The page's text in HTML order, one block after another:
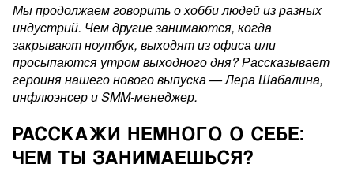
Мы продолжаем говорить о хобби людей из разных
индустрий. Чем другие занимаются, когда
закрывают ноутбук, выходят из офиса или
просыпаются утром выходного дня? Рассказывает
героиня нашего нового выпуска — Лера Шабалина,
инфлюэнсер и SMM-менеджер.
РАССКАЖИ НЕМНОГО О СЕБЕ:
ЧЕМ ТЫ ЗАНИМАЕШЬСЯ?